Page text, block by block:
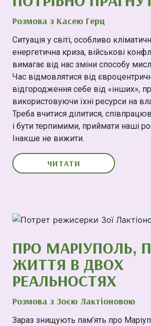
Розмова з Касею Герц
Ситуація у світі, особливо
енергетична криза, військові
вимагає від нас зміни способу
Час відмовлятися від
відгородження себе від «інших»,
використовуючи їхні ресурси на
Треба вчитися ділитися,
і бути терпимими, приймати наші
Інакше не вижити.
ЧИТАТИ
ПРО МАРІУПОЛЬ,
ЖИТТЯ В ДВОХ
РЕАЛЬНОСТЯХ
Розмова з Зоєю Лактіоновою
Зараз знищують пам’ять про